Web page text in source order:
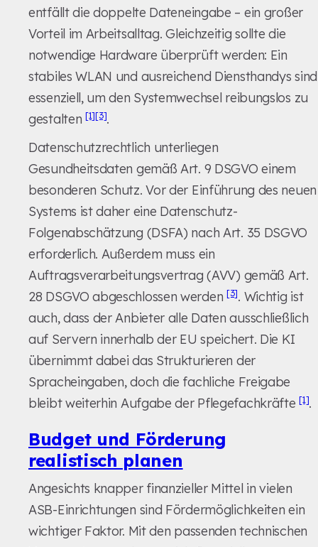
entfällt die doppelte Dateneingabe – ein großer
Vorteil im Arbeitsalltag. Gleichzeitig sollte die
notwendige Hardware überprüft werden: Ein
stabiles WLAN und ausreichend Diensthandys sind
essenziell, um den Systemwechsel reibungslos zu
gestalten [1][3].
Datenschutzrechtlich unterliegen
Gesundheitsdaten gemäß Art. 9 DSGVO einem
besonderen Schutz. Vor der Einführung des neuen
Systems ist daher eine Datenschutz-
Folgenabschätzung (DSFA) nach Art. 35 DSGVO
erforderlich. Außerdem muss ein
Auftragsverarbeitungsvertrag (AVV) gemäß Art.
28 DSGVO abgeschlossen werden [3]. Wichtig ist
auch, dass der Anbieter alle Daten ausschließlich
auf Servern innerhalb der EU speichert. Die KI
übernimmt dabei das Strukturieren der
Spracheingaben, doch die fachliche Freigabe
bleibt weiterhin Aufgabe der Pflegefachkräfte[1].
Budget und Förderung
realistisch planen
Angesichts knapper finanzieller Mittel in vielen
ASB-Einrichtungen sind Fördermöglichkeiten ein
wichtiger Faktor. Mit den passenden technischen